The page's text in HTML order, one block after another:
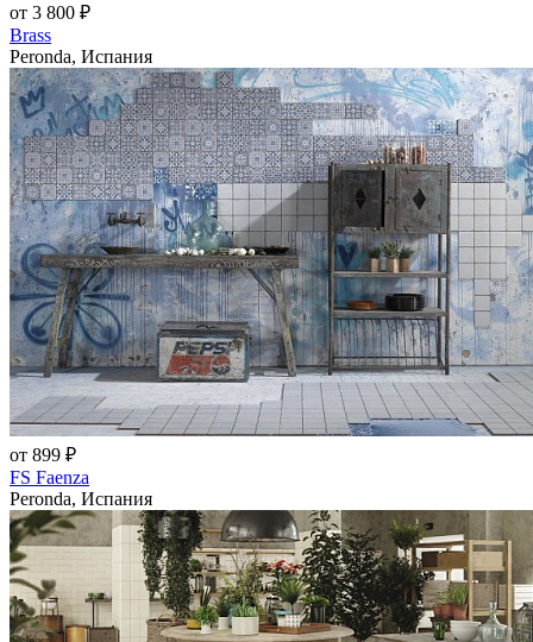
от 3 800 ₽
Brass
Peronda, Испания
от 899 ₽
FS Faenza
Peronda, Испания